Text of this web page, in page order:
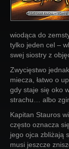
wiodąca do
tylko jeden cel –
swej siostry z
Zwycięstwo
miecza, łatwo o
gdy staje się oko
strachu… albo
Kapitan Stauros
często oznacza
jego ojca zbliżają
musi jeszcze